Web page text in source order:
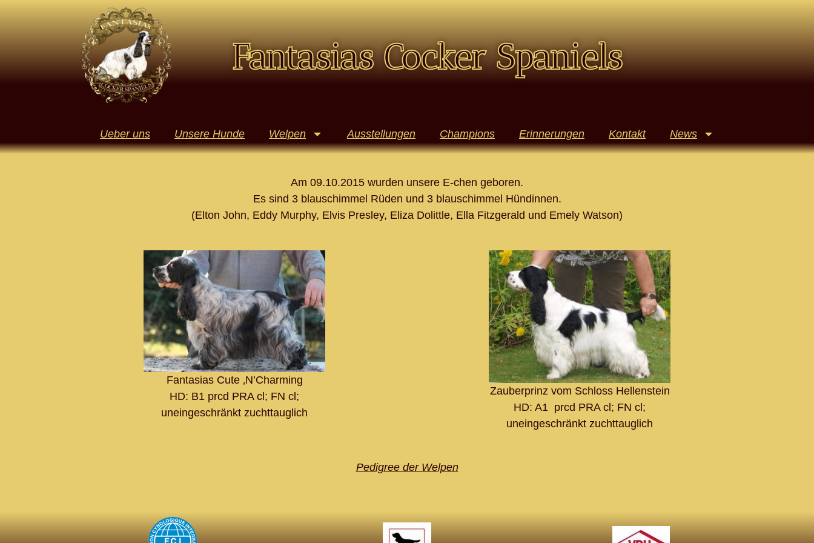
Fantasias Cocker Spaniels
Ueber uns Unsere Hunde Welpen Ausstellungen Champions Erinnerungen Kontakt News
Am 09.10.2015 wurden unsere E-chen geboren.
Es sind 3 blauschimmel Rüden und 3 blauschimmel Hündinnen.
(Elton John, Eddy Murphy, Elvis Presley, Eliza Dolittle, Ella Fitzgerald und Emely Watson)
Fantasias Cute ‚N’Charming
HD: B1 prcd PRA cl; FN cl;
uneingeschränkt zuchttauglich
Zauberprinz vom Schloss Hellenstein
HD: A1 prcd PRA cl; FN cl;
uneingeschränkt zuchttauglich
Pedigree der Welpen